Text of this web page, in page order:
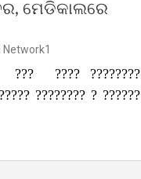
ମେଡିକାଲରେ
??? ???? ????????
???????? ? ??????